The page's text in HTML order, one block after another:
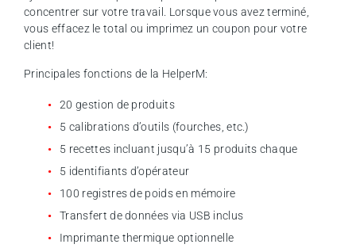
concentrer sur votre travail. Lorsque vous avez terminé,
vous effacez le total ou imprimez un coupon pour votre
client!
Principales fonctions de la HelperM:
20 gestion de produits
5 calibrations d’outils (fourches, etc.)
5 recettes incluant jusqu’à 15 produits chaque
5 identifiants d’opérateur
100 registres de poids en mémoire
Transfert de données via USB inclus
Imprimante thermique optionnelle